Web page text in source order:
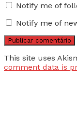
Notify me of
Notify me of
This site uses
comment data is